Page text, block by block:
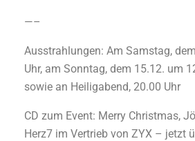
—–
Ausstrahlungen: Am Samstag,
Uhr, am Sonntag, dem 15.12. um
sowie an Heiligabend, 20.00 Uhr
CD zum Event: Merry Christmas,
Herz7 im Vertrieb von ZYX – jetzt